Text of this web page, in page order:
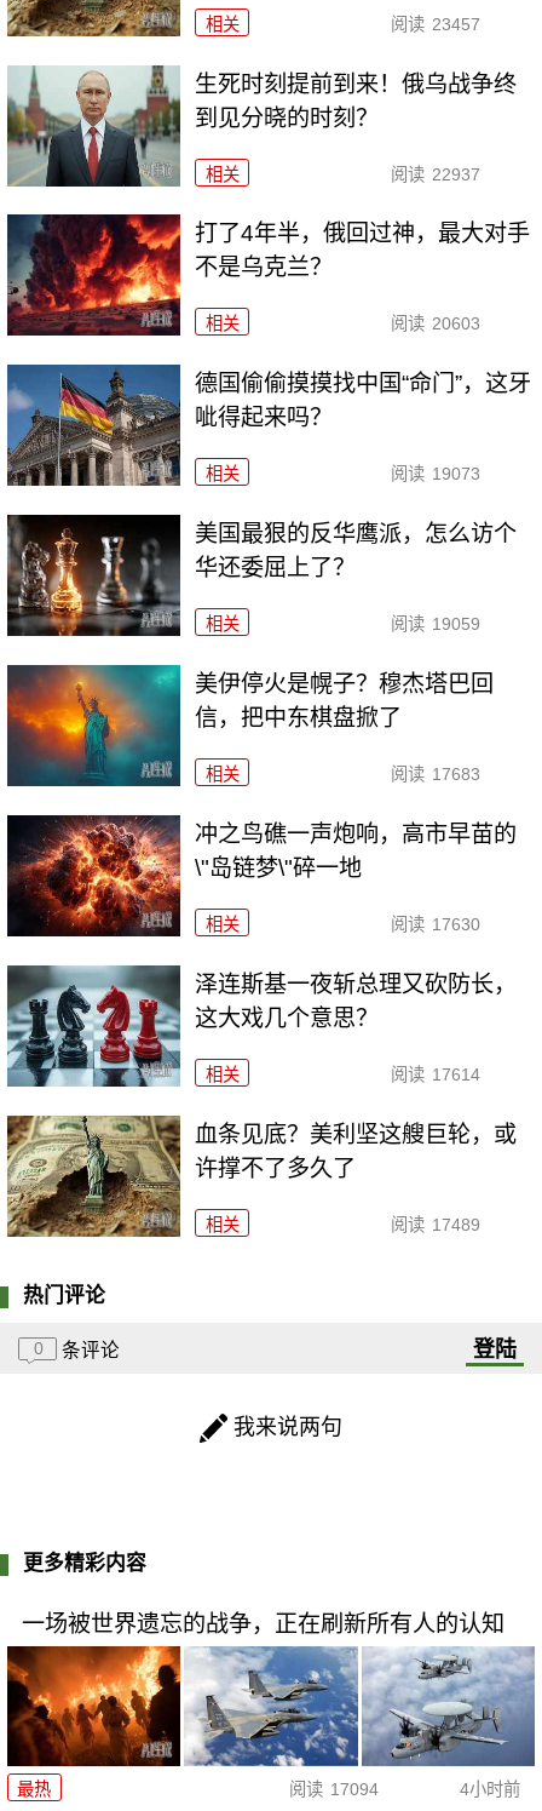
相关 阅读 23457
生死时刻提前到来！俄乌战争终
到见分晓的时刻？
相关 阅读 22937
打了4年半，俄回过神，最大对手
不是乌克兰？
相关 阅读 20603
德国偷偷摸摸找中国“命门”，这牙
呲得起来吗？
相关 阅读 19073
美国最狠的反华鹰派，怎么访个
华还委屈上了？
相关 阅读 19059
美伊停火是幌子？穆杰塔巴回
信，把中东棋盘掀了
相关 阅读 17683
冲之鸟礁一声炮响，高市早苗的
\"岛链梦\"碎一地
相关 阅读 17630
泽连斯基一夜斩总理又砍防长，
这大戏几个意思？
相关 阅读 17614
血条见底？美利坚这艘巨轮，或
许撑不了多久了
相关 阅读 17489
热门评论
0 条评论 登陆
我来说两句
更多精彩内容
一场被世界遗忘的战争，正在刷新所有人的认知
最热 阅读 17094 4小时前